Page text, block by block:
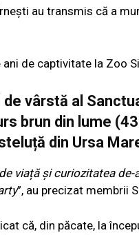
au transmis că a
de captivitate la Zoo
vârstă al
brun din lume
din Ursa
viață și curiozitatea
”, au precizat membrii
că, din păcate, la